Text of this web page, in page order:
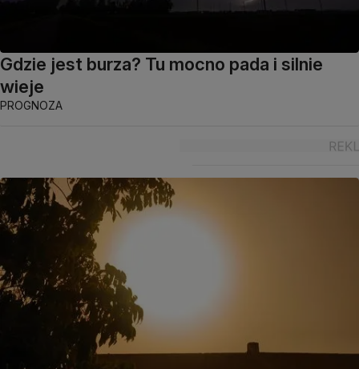
Gdzie jest burza? Tu mocno pada i silnie
wieje
PROGNOZA